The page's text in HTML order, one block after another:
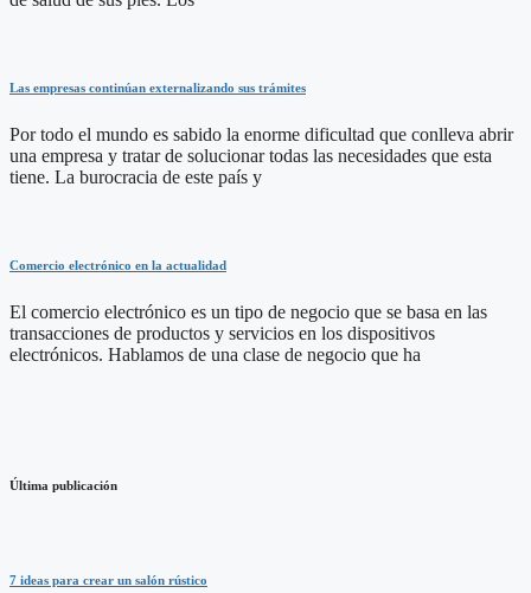
Las empresas continúan externalizando sus trámites
Por todo el mundo es sabido la enorme dificultad que conlleva abrir
una empresa y tratar de solucionar todas las necesidades que esta
tiene. La burocracia de este país y
Comercio electrónico en la actualidad
El comercio electrónico es un tipo de negocio que se basa en las
transacciones de productos y servicios en los dispositivos
electrónicos. Hablamos de una clase de negocio que ha
Última publicación
7 ideas para crear un salón rústico